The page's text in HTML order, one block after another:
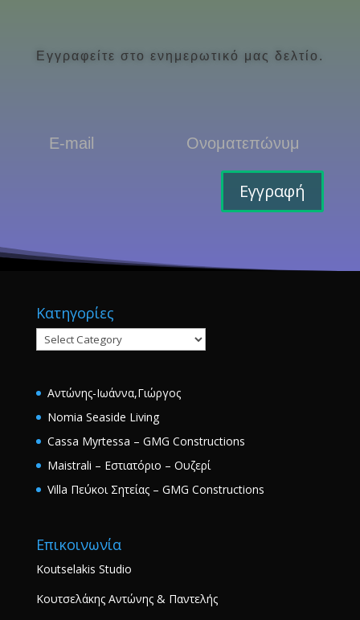
Εγγραφείτε στο ενημερωτικό μας δελτίο.
Εγγραφή
Κατηγορίες
Κατηγορίες
Αντώνης-Ιωάννα,Γιώργος
Nomia Seaside Living
Cassa Myrtessa – GMG Constructions
Maistrali – Εστιατόριο – Ουζερί
Villa Πεύκοι Σητείας – GMG Constructions
Επικοινωνία
Koutselakis Studio
Κουτσελάκης Αντώνης & Παντελής